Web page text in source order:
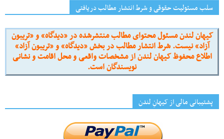
سلب مسئولیت حقوقی و شرط انتشار مطالب دریافتی
کیهان لندن مسئول محتوای مطالب منتشرشده در «دیدگاه» و «تریبون
آزاد» نیست. شرط انتشار مطالب در بخش «دیدگاه» و «تریبون آزاد»
اطلاع محفوظ کیهان لندن از مشخصات واقعی و محل اقامت و نشانی
نویسندگان است.
پشتیبانی مالی از کیهانِ لندن